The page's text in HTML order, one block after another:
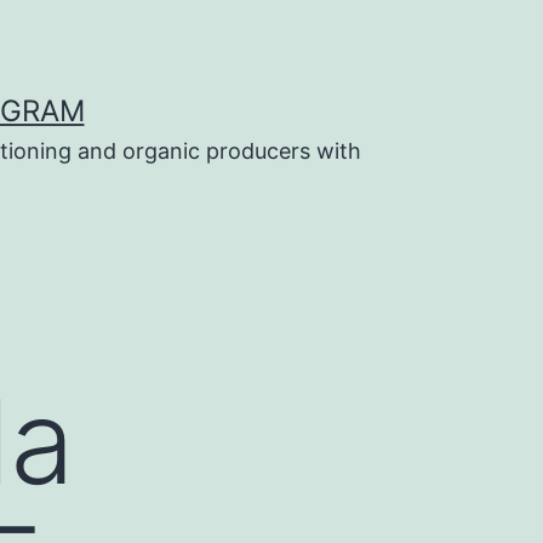
and organic producers with